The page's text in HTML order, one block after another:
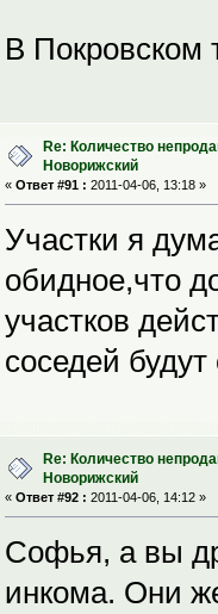
В
Re: Количество
Новорижский
« Ответ #91 : 2011-04-06, 13:18 »
Участки я
обидное,что
участков
соседей будут
Re: Количество
Новорижский
« Ответ #92 : 2011-04-06, 14:12 »
Софья, а вы
инкома. Они